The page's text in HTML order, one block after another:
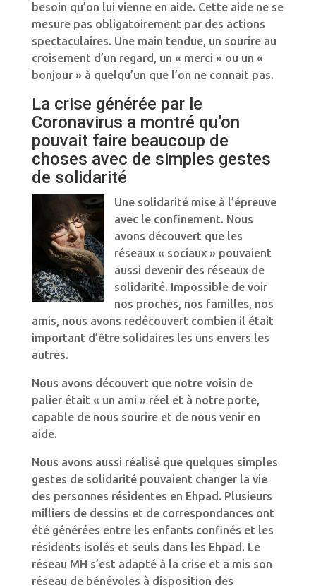
besoin qu’on lui vienne en aide. Cette aide ne se
mesure pas obligatoirement par des actions
spectaculaires. Une main tendue, un sourire au
croisement d’un regard, un « merci » ou un «
bonjour » à quelqu’un que l’on ne connait pas.
La crise générée par le
Coronavirus a montré qu’on
pouvait faire beaucoup de
choses avec de simples gestes
de solidarité
Une solidarité mise à l’épreuve
avec le confinement. Nous
avons découvert que les
réseaux « sociaux » pouvaient
aussi devenir des réseaux de
solidarité. Impossible de voir
nos proches, nos familles, nos
amis, nous avons redécouvert combien il était
important d’être solidaires les uns envers les
autres.
Nous avons découvert que notre voisin de
palier était « un ami » réel et à notre porte,
capable de nous sourire et de nous venir en
aide.
Nous avons aussi réalisé que quelques simples
gestes de solidarité pouvaient changer la vie
des personnes résidentes en Ehpad. Plusieurs
milliers de dessins et de correspondances ont
été générées entre les enfants confinés et les
résidents isolés et seuls dans les Ehpad. Le
réseau MH s’est adapté à la crise et a mis son
réseau de bénévoles à disposition des